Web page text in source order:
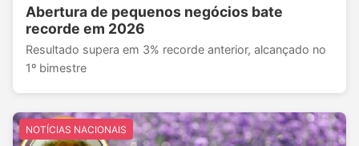
Abertura de pequenos negócios bate
recorde em 2026
Resultado supera em 3% recorde anterior, alcançado no
1º bimestre
NOTÍCIAS NACIONAIS